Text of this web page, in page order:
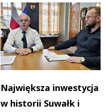
Największa inwestycja
w historii Suwałk i